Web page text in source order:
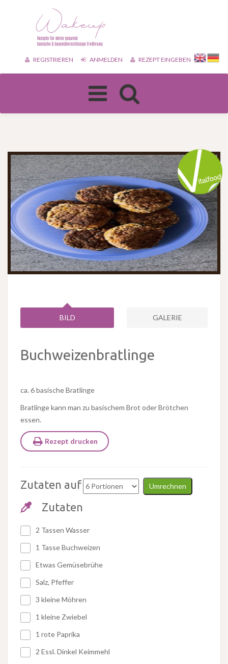
REGISTRIEREN ANMELDEN REZEPT EINGEBEN
Toggle
navigation
BILD GALERIE
Buchweizenbratlinge
ca. 6 basische Bratlinge
Bratlinge kann man zu basischem Brot oder Brötchen
essen.
Rezept drucken
Zutaten auf Umrechnen
Zutaten
2 Tassen Wasser
1 Tasse Buchweizen
Etwas Gemüsebrühe
Salz, Pfeffer
3 kleine Möhren
1 kleine Zwiebel
1 rote Paprika
2 Essl. Dinkel Keimmehl